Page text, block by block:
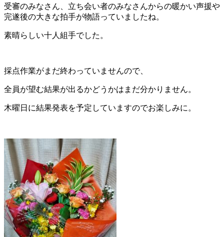
受審のみなさん、立ち会い者のみなさんからの暖かい声援や
完遂後の大きな拍手が物語っていましたね。
素晴らしい十人組手でした。
採点作業がまだ終わっていませんので、
全員が望む結果が出るかどうかはまだ分かりません。
木曜日に結果発表を予定していますのでお楽しみに。